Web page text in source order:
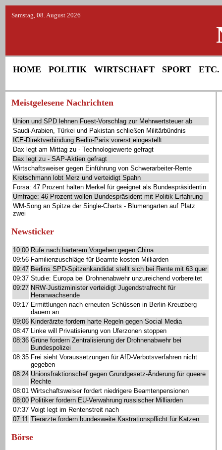
Samstag, 08. August 2026
HOME POLITIK WIRTSCHAFT SPORT ETC.
Meistgelesene Nachrichten
Union und SPD lehnen Fuest-Vorschlag zur Mehrwertsteuer ab
Saudi-Arabien, Türkei und Pakistan schließen Militärbündnis
ICE-Direktverbindung Berlin-Paris vorerst eingestellt
Dax legt am Mittag zu - Technologiewerte gefragt
Dax legt zu - SAP-Aktien gefragt
Wirtschaftsweiser gegen Einführung von Schwerarbeiter-Rente
Kretschmann lobt Merz und verteidigt Spahn
Forsa: 47 Prozent halten Merkel für geeignet als Bundespräsidentin
Umfrage: 46 Prozent wollen Bundespräsident mit Politik-Erfahrung
WM-Song an Spitze der Single-Charts - Blumengarten auf Platz
zwei
Newsticker
10:00 Rufe nach härterem Vorgehen gegen China
09:56 Familienzuschläge für Beamte kosten Milliarden
09:47 Berlins SPD-Spitzenkandidat stellt sich bei Rente mit 63 quer
09:37 Studie: Europa bei Drohnenabwehr unzureichend vorbereitet
09:27 NRW-Justizminister verteidigt Jugendstrafrecht für
Heranwachsende
09:17 Ermittlungen nach erneuten Schüssen in Berlin-Kreuzberg
dauern an
09:06 Kinderärzte fordern harte Regeln gegen Social Media
08:47 Linke will Privatisierung von Uferzonen stoppen
08:36 Grüne fordern Zentralisierung der Drohnenabwehr bei
Bundespolizei
08:35 Frei sieht Voraussetzungen für AfD-Verbotsverfahren nicht
gegeben
08:24 Unionsfraktionschef gegen Grundgesetz-Änderung für queere
Rechte
08:01 Wirtschaftsweiser fordert niedrigere Beamtenpensionen
08:00 Politiker fordern EU-Verwahrung russischer Milliarden
07:37 Voigt legt im Rentenstreit nach
07:11 Tierärzte fordern bundesweite Kastrationspflicht für Katzen
Börse